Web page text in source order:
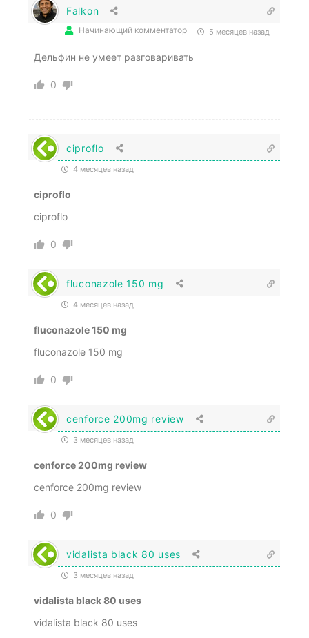
Falkon
Начинающий комментатор 5 месяцев назад
Дельфин не умеет разговаривать
0
ciproflo
4 месяцев назад
ciproflo
ciproflo
0
fluconazole 150 mg
4 месяцев назад
fluconazole 150 mg
fluconazole 150 mg
0
cenforce 200mg review
3 месяцев назад
cenforce 200mg review
cenforce 200mg review
0
vidalista black 80 uses
3 месяцев назад
vidalista black 80 uses
vidalista black 80 uses